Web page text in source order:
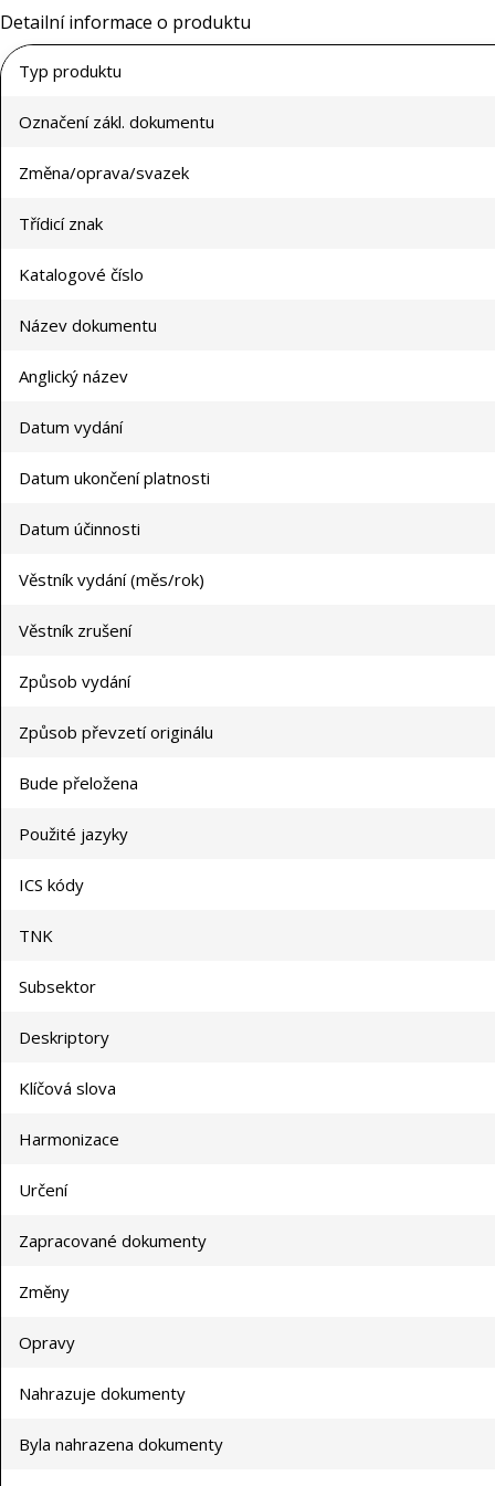
Detailní informace o produktu
Typ produktu
Označení zákl. dokumentu
Změna/oprava/svazek
Třídicí znak
Katalogové číslo
Název dokumentu
Anglický název
Datum vydání
Datum ukončení platnosti
Datum účinnosti
Věstník vydání (měs/rok)
Věstník zrušení
Způsob vydání
Způsob převzetí originálu
Bude přeložena
Použité jazyky
ICS kódy
TNK
Subsektor
Deskriptory
Klíčová slova
Harmonizace
Určení
Zapracované dokumenty
Změny
Opravy
Nahrazuje dokumenty
Byla nahrazena dokumenty